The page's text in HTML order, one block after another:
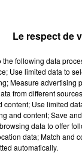
Le respect de
the following data
Use limited data to
Measure advertising
from different
Use limited
and content; Save
data to offer
data; Match and
automatically.